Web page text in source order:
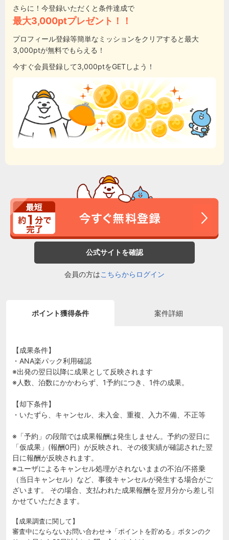
さらに！今登録いただくと条件達成で
最大3,000ptプレゼント！！
プロフィール登録等簡単なミッションをクリアすると最大
3,000ptが無料でもらえる！
今すぐ会員登録して3,000ptをGETしよう！
公式サイトを確認
会員の方はこちらからログイン
ポイント獲得条件 案件詳細
【成果条件】
・ANA楽パック利用確認
※出発の翌日以降に成果として反映されます
※人数、泊数にかかわらず、1予約につき、1件の成果。
【却下条件】
・いたずら、キャンセル、未入金、重複、入力不備、不正等
※「予約」の段階では成果報酬は発生しません。予約の翌日に
「仮成果」(報酬0円）が反映され、その後実績が確認された翌
日に報酬が反映されます。
※ユーザによるキャンセル処理がされないままの不泊/不搭乗
（当日キャンセル）など、事後キャンセルが発生する場合がご
ざいます。 その場合、支払われた成果報酬を翌月分から差し引
かせていただきます。
【成果調査に関して】
審査中にならないお問い合わせ→「ポイントを貯める」ボタンのク